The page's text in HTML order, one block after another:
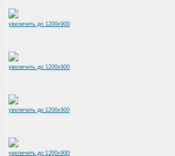
увеличить до 1200x900
увеличить до 1200x900
увеличить до 1200x900
увеличить до 1200x900